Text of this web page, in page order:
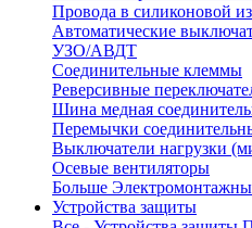
Провода в силиконовой
Автоматические
УЗО/АВДТ
Соединительные клеммы
Реверсивные
Шина медная
Перемычки
Выключатели нагрузки
Осевые вентиляторы
Больше
Устройства защиты